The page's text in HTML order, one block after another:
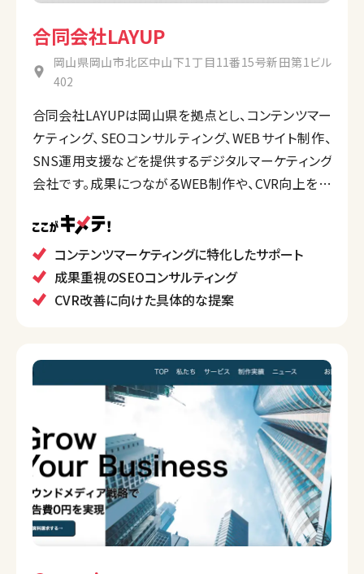
合同会社LAYUP
岡山県岡山市北区中山下1丁目11番15号新田第1ビル
402
合同会社LAYUPは岡山県を拠点とし、コンテンツマー
ケティング、SEOコンサルティング、WEBサイト制作、
SNS運用支援などを提供するデジタルマーケティング
会社です。成果につながるWEB制作や、CVR向上を目
自社で培ったノウハウを活かし、アクセス増加やリード
獲得を支援しています。
コンテンツマーケティングに特化したサポート
成果重視のSEOコンサルティング
CVR改善に向けた具体的な提案